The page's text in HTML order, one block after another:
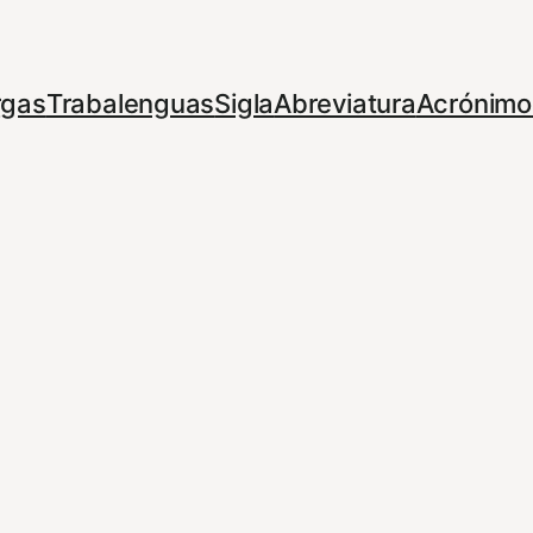
TrabalenguasSiglaAbreviaturaAcrónimo